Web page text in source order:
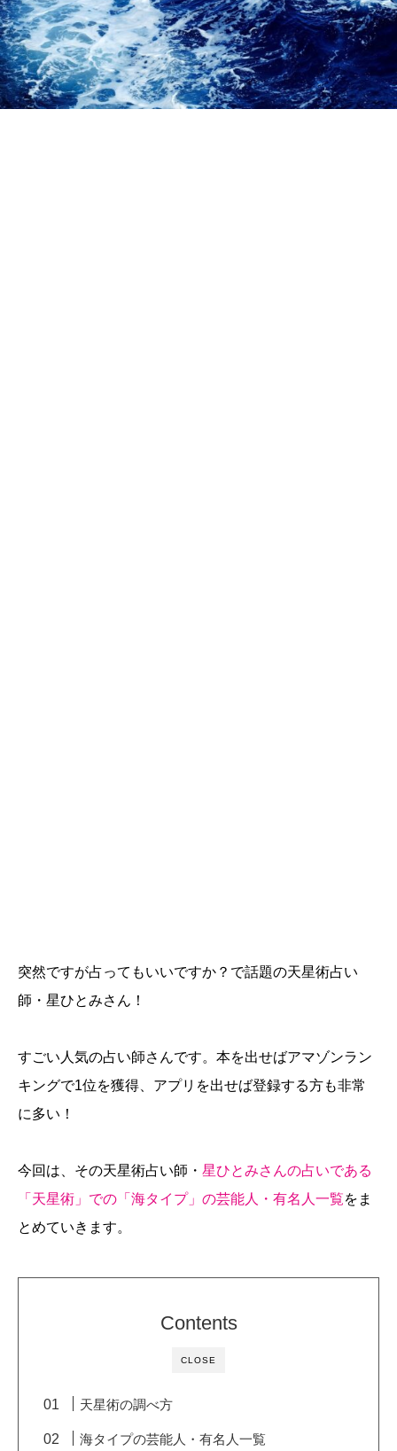
突然ですが占ってもいいですか？で話題の天星術占い
師・星ひとみさん！
すごい人気の占い師さんです。本を出せばアマゾンラン
キングで1位を獲得、アプリを出せば登録する方も非常
に多い！
今回は、その天星術占い師・ 星ひとみさんの占いである
「天星術」での「海タイプ」の芸能人・有名人一覧をま
とめていきます。
CLOSE
Contents
天星術の調べ方
海タイプの芸能人・有名人一覧